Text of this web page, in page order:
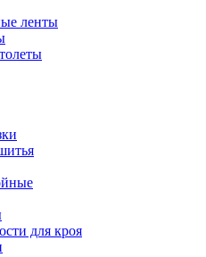
ленты
для кроя